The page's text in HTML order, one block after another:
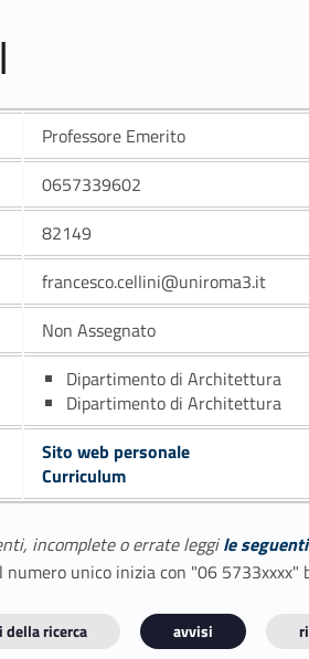
Professore Emerito
0657339602
82149
francesco.cellini@uniroma3.it
Non Assegnato
Dipartimento di Architettura
Dipartimento di Architettura
Sito web personale
Curriculum
incomplete o errate leggile
unico inizia con "06
ricerca avvisi